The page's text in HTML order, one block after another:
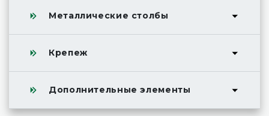
Металлические столбы
Крепеж
Дополнительные элементы